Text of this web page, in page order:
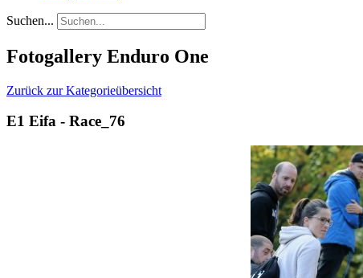
Suchen...
Fotogallery Enduro One
Zurück zur Kategorieübersicht
E1 Eifa - Race_76